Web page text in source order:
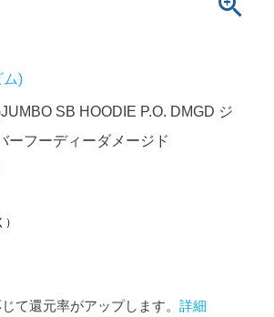
ム)
SB HOODIE P.O. DMGD ジ
ーフーディーダメージド
て還元率がアップします。詳細